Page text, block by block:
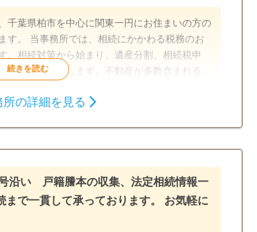
千葉県柏市を中心に関東一円にお住まいの方の
す。 当事務所では、相続にかかわる税務のお
。相続対策から始まり、遺産分割、相続税申
対応もいたします。不動産が多数含まれる複
に対応することができます。「任せて良かっ
所の詳細を見る
沿い 戸籍謄本の収集、法定相続情報一
まで一貫して承っております。 お気軽に